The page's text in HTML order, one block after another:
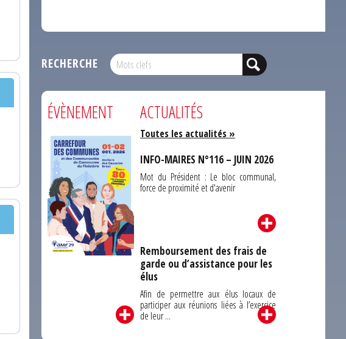
RECHERCHE
ÉVÈNEMENT ACTUALITÉS
Toutes les actualités »
INFO-MAIRES N°116 – JUIN 2026
Mot du Président : Le bloc communal,
force de proximité et d'avenir
Remboursement des frais de
garde ou d’assistance pour les
élus
Afin de permettre aux élus locaux de
participer aux réunions liées à l’exercice
de leur ...